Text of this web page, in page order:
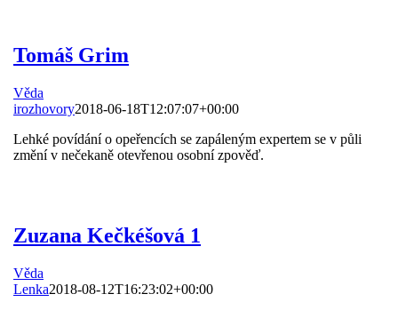
Tomáš Grim
Věda
irozhovory2018-06-18T12:07:07+00:00
Lehké povídání o opeřencích se zapáleným expertem se v půli
změní v nečekaně otevřenou osobní zpověď.
Zuzana Kečkéšová 1
Věda
Lenka2018-08-12T16:23:02+00:00